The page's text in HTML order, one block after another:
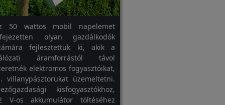
50 wattos mobil napelemet
olyan gazdálkodók
fejlesztettük ki, akik a
áramforrástól távol
elektromos fogyasztóikat,
villanypásztorukat üzemeltetni.
kisfogyasztókhoz,
V-os akkumulátor töltéséhez